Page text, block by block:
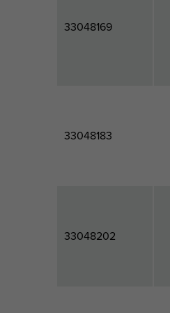
33048169
33048183
33048202